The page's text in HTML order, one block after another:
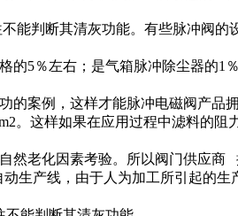
判断其清灰功能。有些脉冲阀的
5％左右；是气箱脉冲除尘器的
例，这样才能脉冲电磁阀产品拥
这样如果在应用过程中滤料的阻
化因素考验。所以阀门供应商
产线，由于人为加工所引起的生